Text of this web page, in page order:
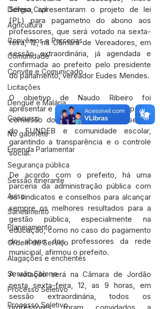
Defesa Civil
Agricultura
Convênios e Parcerias
Comunidade
Convite e Comunicado
Licitações
Dengue e Malária
Concurso
No gabinete
Emenda Parlamentar
Segurança pública
Sessão itinerante
Aviso
Saneamento
Planejamento
Ordem de Serviço
Alagações e enchentes
Sessão Solene
Processo Seletivo
Processo Seletivo
Sérgio, apresentaram o projeto de lei
(PL) para pagametno do abono aos
professores, que será votado na sexta-
feira, 12, na Câmara de Vereadores, em
sessão extraordinária, já agendada e
confirmada ao prefeito pelo presidente
do parlamento, vereador Eudes Mendes.
O objetivo de Naudo Ribeiro foi
apresentar e demonstrar o projeto para a
comissão do SINTEAC e os conselhos
do FUNDEB e comunidade escolar,
garantindo a transparência e o controle
social.
De acordo com o prefeito, há uma
parceria da administração pública com
os sindicatos e conselhos para alcançar
sempre os melhores resultados para a
gestão pública, especialmente na
educação, como no caso do pagamento
do abono dos professores da rede
municipal, afirmou o prefeito.
A votação será na Câmara de Jordão
nesta sexta-feira, 12, as 9 horas, em
sessão extraordinária, todos os